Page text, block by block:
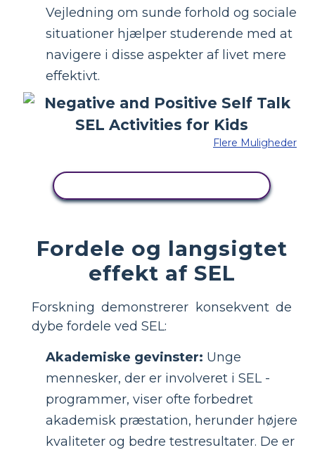
Vejledning om sunde forhold og sociale
situationer hjælper studerende med at
navigere i disse aspekter af livet mere
effektivt.
Flere Muligheder
Fordele og langsigtet
effekt af SEL
Forskning demonstrerer konsekvent de
dybe fordele ved SEL:
Akademiske gevinster: Unge
mennesker, der er involveret i SEL -
programmer, viser ofte forbedret
akademisk præstation, herunder højere
kvaliteter og bedre testresultater. De er